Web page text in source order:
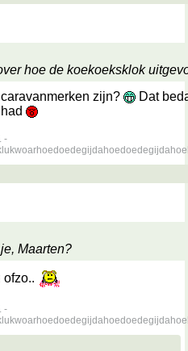
hoe de koekoeksklok
zijn?
Dat
-
Maarten?
ofzo..
-